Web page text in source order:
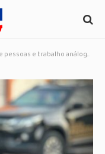
trabalho análogo à escravidão no Rio